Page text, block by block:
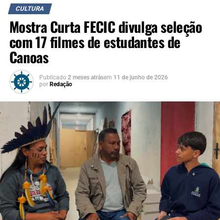
“Começar este projeto pela
Vila Esperança é muito
significativo para nós.
Preparamos cada detalhe
com carinho para que as
crianças tivessem uma
experiência inesquecível. O
Cinema para Todos é um
convite para ocuparmos os
espaços públicos com
alegria, cultura e
convivência. Vamos seguir
levando essa iniciativa a
CULTURA
Mostra Curta FECIC divulga seleção
com 17 filmes de estudantes de
Canoas
Publicado 2 meses atrásem 11 de junho de 2026
por Redação